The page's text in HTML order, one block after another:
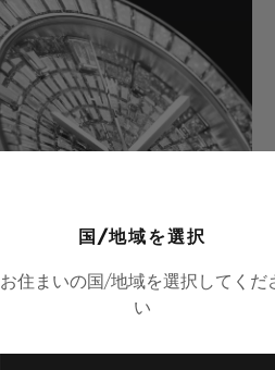
国/地域を選択
お住まいの国/地域を選択してくだ
い